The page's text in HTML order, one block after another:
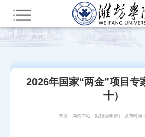
您所在的位置：首页 新闻中心 学术动态
2026年国家“两金”项目专
十）
来源：新闻中心（院报编辑部） 发布时间